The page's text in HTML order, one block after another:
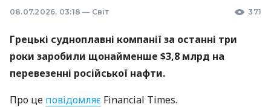
08.07.2026, 03:18 — Світ 371
Грецькі судноплавні компанії за останні три
роки заробили щонайменше $3,8 млрд на
перевезенні російської нафти.
Про це повідомляє Financial Times.